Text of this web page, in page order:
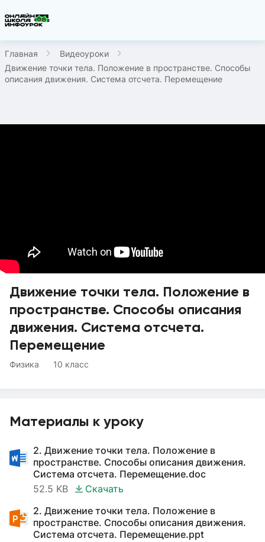
Главная
Видеоуроки
Движение точки тела. Положение в пространстве. Способы
описания движения. Система отсчета. Перемещение
Движение точки тела. Положение в
пространстве. Способы описания
движения. Система отсчета.
Перемещение
Физика 10 класс
Материалы к уроку
2. Движение точки тела. Положение в
пространстве. Способы описания движения.
Система отсчета. Перемещение.doc
52.5 KB
Скачать
2. Движение точки тела. Положение в
пространстве. Способы описания движения.
Система отсчета. Перемещение.ppt